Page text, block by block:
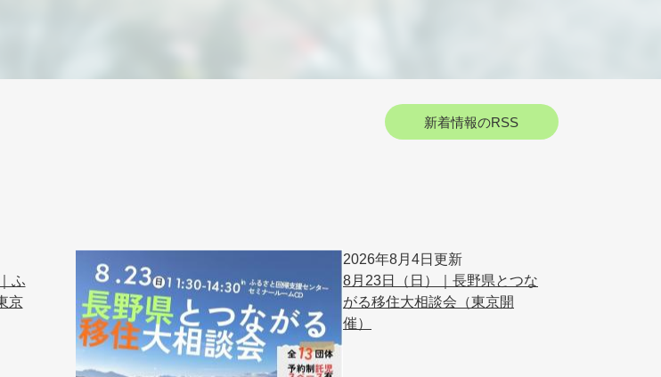
新着情報のRSS
ふ
京
2026年8月4日更新
8月23日（日）｜長野県とつな
がる移住大相談会（東京開
催）